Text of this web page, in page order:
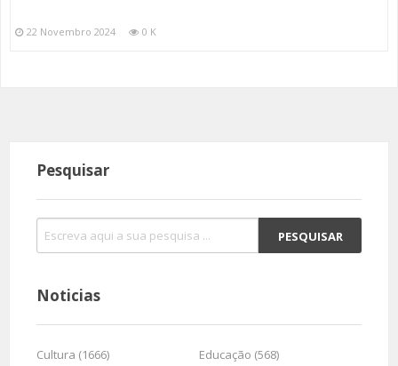
22 Novembro 2024 0 K
Pesquisar
Noticias
Cultura (1666)
Educação (568)